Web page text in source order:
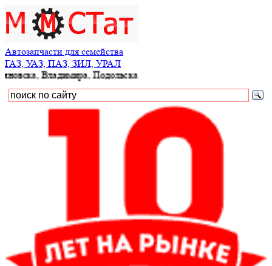
Автозапчасти для семейства
ГАЗ, УАЗ, ПАЗ, ЗИЛ, УРАЛ
Владимира, Подольска